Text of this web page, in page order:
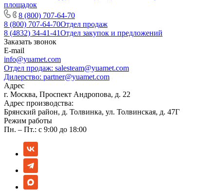
8 (800) 707-64-70
8 (800) 707-64-70Отдел продаж
8 (4832) 34-41-41Отдел закупок и предложений
Заказать звонок
E-mail
info@yuamet.com
Отдел продаж: salesteam@yuamet.com
Дилерство: partner@yuamet.com
Адрес
г. Москва, Проспект Андропова, д. 22
Адрес производства:
Брянский район, д. Толвинка, ул. Толвинская, д. 47Г
Режим работы
Пн. – Пт.: с 9:00 до 18:00